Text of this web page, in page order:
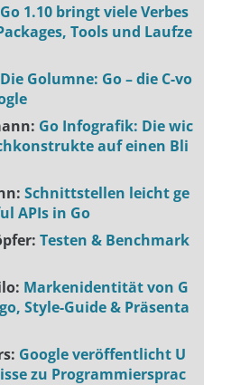
Go 1.10 bringt viele Verbes
Tools und Laufze
Die Golumne: Go – die C-vo
Go Infografik: Die wic
auf einen Bli
Schnittstellen leicht ge
APIs in Go
Testen & Benchmark
Markenidentität von G
Style-Guide & Präsenta
Google veröffentlicht U
zu Programmiersprac